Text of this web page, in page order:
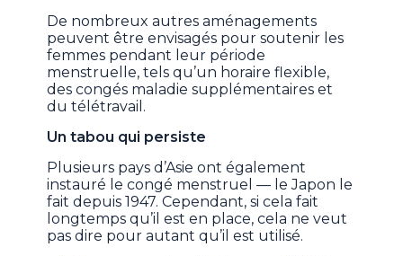
De nombreux autres aménagements
peuvent être envisagés pour soutenir les
femmes pendant leur période
menstruelle, tels qu’un horaire flexible,
des congés maladie supplémentaires et
du télétravail.
Un tabou qui persiste
Plusieurs pays d’Asie ont également
instauré le congé menstruel — le Japon le
fait depuis 1947. Cependant, si cela fait
longtemps qu’il est en place, cela ne veut
pas dire pour autant qu’il est utilisé.